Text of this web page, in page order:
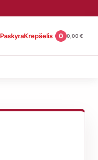
PaskyraKrepšelis 0 0,00 €